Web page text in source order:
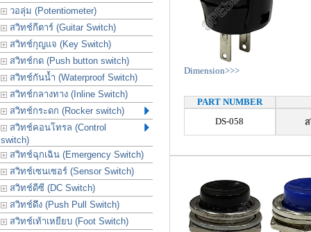
วอลุ่ม (Potentiometer)
สวิทช์กีตาร์ (Guitar Switch)
สวิทช์กุญแจ (Key Switch)
สวิทช์กด (Push button switch)
สวิทช์กันน้ำ (Waterproof Switch)
สวิทช์กลางทาง (Inline Switch)
สวิทช์กระดก (Rocker switch)
สวิทช์คอนโทรล (Control
switch)
สวิทช์ฉุกเฉิน (Emergency Switch)
สวิทช์เซนเซอร์ (Sensor Switch)
สวิทช์ดีซี (DC Switch)
สวิทช์ดึง (Push Pull Switch)
สวิทช์เท้าเหยียบ (Foot Switch)
Dimension>>>
PART NUMBER
DS-058